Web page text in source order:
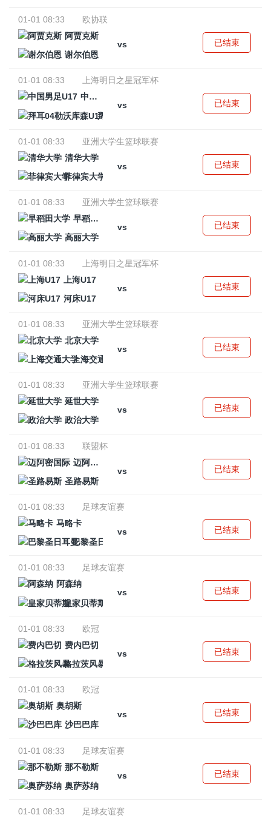
01-01 08:33
欧协联
阿贾克斯
vs
谢尔伯恩
已结束
01-01 08:33
上海明日之星冠军杯
中国男足U17
vs
拜耳04勒沃库森U17
已结束
01-01 08:33
亚洲大学生篮球联赛
清华大学
vs
菲律宾大学
已结束
01-01 08:33
亚洲大学生篮球联赛
早稻田大学
vs
高丽大学
已结束
01-01 08:33
上海明日之星冠军杯
上海U17
vs
河床U17
已结束
01-01 08:33
亚洲大学生篮球联赛
北京大学
vs
上海交通大学
已结束
01-01 08:33
亚洲大学生篮球联赛
延世大学
vs
政治大学
已结束
01-01 08:33
联盟杯
迈阿密国际
vs
圣路易斯
已结束
01-01 08:33
足球友谊赛
马略卡
vs
巴黎圣日耳曼
已结束
01-01 08:33
足球友谊赛
阿森纳
vs
皇家贝蒂斯
已结束
01-01 08:33
欧冠
费内巴切
vs
格拉茨风暴
已结束
01-01 08:33
欧冠
奥胡斯
vs
沙巴巴库
已结束
01-01 08:33
足球友谊赛
那不勒斯
vs
奥萨苏纳
已结束
01-01 08:33 足球友谊赛